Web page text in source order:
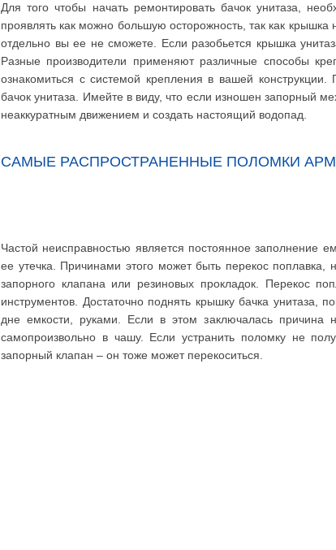
Для того чтобы начать ремонтировать бачок унитаза,
проявлять как можно большую осторожность, так как
отдельно вы ее не сможете. Если разобьется крышка
Разные производители применяют различные способы
ознакомиться с системой крепления в вашей
бачок унитаза. Имейте в виду, что если изношен запорный
неаккуратным движением и создать настоящий водопад.
САМЫЕ РАСПРОСТРАНЕННЫЕ ПОЛОМКИ
Частой неисправностью является постоянное заполнение
ее утечка. Причинами этого может быть перекос поплавка,
запорного клапана или резиновых прокладок. Перекос
инструментов. Достаточно поднять крышку бачка унитаза,
дне емкости, руками. Если в этом заключалась причина
самопроизвольно в чашу. Если устранить поломку не
запорный клапан – он тоже может перекоситься.